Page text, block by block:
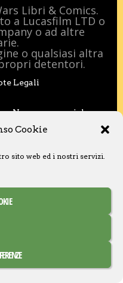
Cookie
sito web ed i nostri servizi.
Libri & Comics.
a Lucasfilm LTD o
o ad altre
o qualsiasi altra
detentori.
Legali
– Non commerciale –